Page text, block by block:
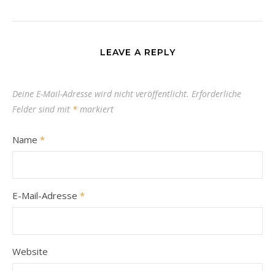
LEAVE A REPLY
Deine E-Mail-Adresse wird nicht veröffentlicht. Erforderliche
Felder sind mit * markiert
Name *
E-Mail-Adresse *
Website